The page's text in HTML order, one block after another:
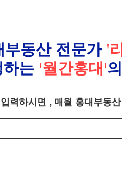
부동산 전문가 '
는 '월간홍대'
력하시면 , 매월 홍대부동